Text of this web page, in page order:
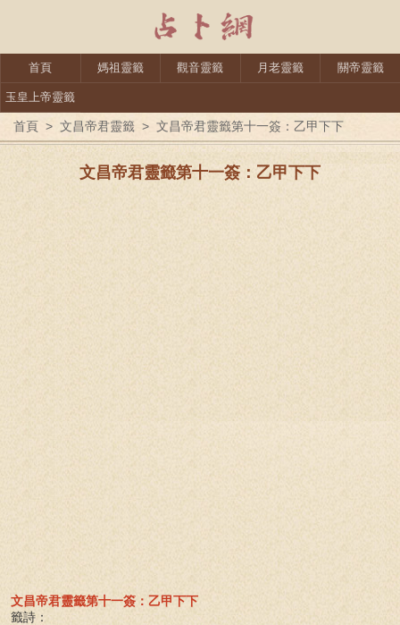
首頁 媽祖靈籤 觀音靈籤 月老靈籤 關帝靈籤
玉皇上帝靈籤
首頁 > 文昌帝君靈籤 > 文昌帝君靈籤第十一簽：乙甲下下
文昌帝君靈籤第十一簽：乙甲下下
文昌帝君靈籤第十一簽：乙甲下下
籤詩：